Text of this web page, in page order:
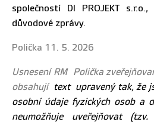
společností DI PROJEKT
důvodové zprávy.
Polička 11. 5. 2026
Usnesení RM Polička
obsahují text upravený tak, že
osobní údaje fyzických osob a
neumožňuje uveřejňovat